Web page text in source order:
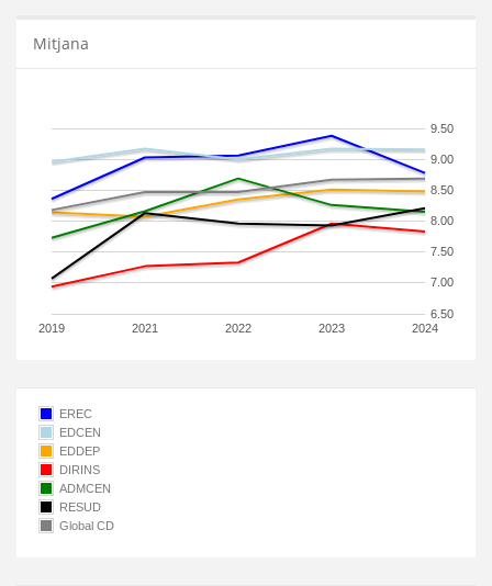
Mitjana
2019 2021 2022 2023 2024
6.50
7.00
7.50
8.00
8.50
9.00
9.50
EREC
EDCEN
EDDEP
DIRINS
ADMCEN
RESUD
Global CD